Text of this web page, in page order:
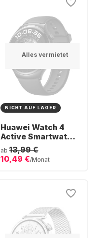
Alles vermietet
NICHT AUF LAGER
Huawei Watch 4
Active Smartwatch,
Stainless Steel,
46mm
ab 13,99 €
10,49 €/Monat